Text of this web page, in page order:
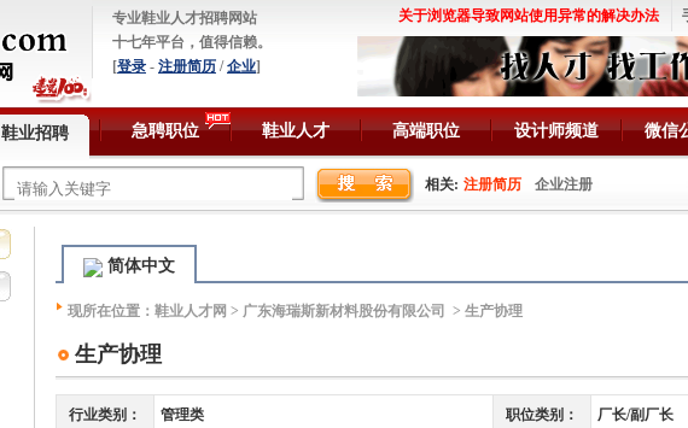
专业鞋业人才招聘网站
十七年平台，值得信赖。
[登录 - 注册简历 /企业]
关于浏览器导致网站使用异常的解决办法
鞋业招聘 急聘职位 鞋业人才 高端职位 设计师频道 微信
相关: 注册简历 企业注册
简体中文
现所在位置： 鞋业人才网 > 广东海瑞斯新材料股份有限公司 > 生产协理
生产协理
行业类别： 管理类 职位类别： 厂长/副厂长